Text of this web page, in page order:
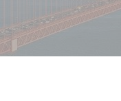
Centro di lavorazione usato di CNC della fresatrice di CNC di VMC-1060 Taiwan